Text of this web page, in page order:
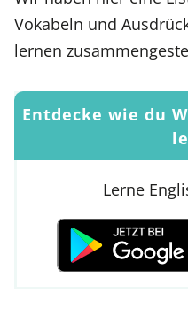
Vokabeln und
lernen
Entdecke wie du
Lerne